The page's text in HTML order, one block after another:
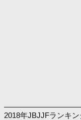
2018年JBJJFランキン